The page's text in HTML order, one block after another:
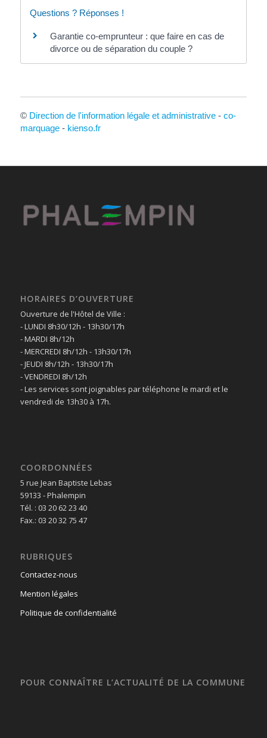
Questions ? Réponses !
Garantie co-emprunteur : que faire en cas de
divorce ou de séparation du couple ?
© Direction de l'information légale et administrative- co-
marquage- kienso.fr
HORAIRES D’OUVERTURE
Ouverture de l'Hôtel de Ville :
- LUNDI 8h30/12h - 13h30/17h
- MARDI 8h/12h
- MERCREDI 8h/12h - 13h30/17h
- JEUDI 8h/12h - 13h30/17h
- VENDREDI 8h/12h
- Les services sont joignables par téléphone le mardi et le
vendredi de 13h30 à 17h.
COORDONNÉES
5 rue Jean Baptiste Lebas
59133 - Phalempin
Tél. : 03 20 62 23 40
Fax.: 03 20 32 75 47
RUBRIQUES
Contactez-nous
Mention légales
Politique de confidentialité
POUR CONNAÎTRE L’ACTUALITÉ DE LA COMMUNE